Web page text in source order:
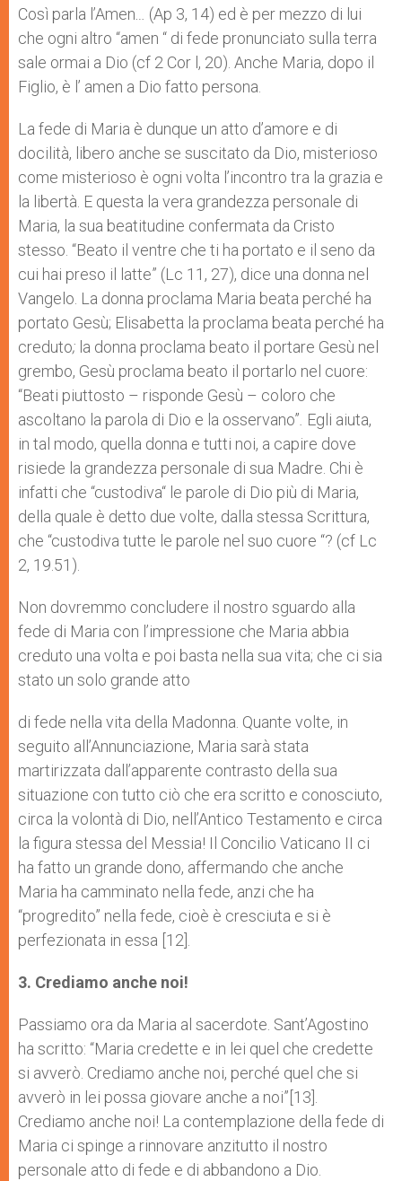
Così parla l’Amen
(Ap 3, 14) ed è per mezzo di lui
che ogni altro “amen “ di fede pronunciato sulla terra
sale ormai a Dio (cf 2 Cor l, 20). Anche Maria, dopo il
Figlio, è l’ amen a Dio fatto persona.
La fede di Maria è dunque un atto d’amore e di
docilità, libe­ro anche se suscitato da Dio, misterioso
come misterioso è ogni volta l’incontro tra la grazia e
la libertà. E questa la vera gran­dezza personale di
Maria, la sua beatitudine confermata da Cri­sto
stesso. “Beato il ventre che ti ha portato e il seno da
cui hai preso il latte” (Lc 11, 27), dice una donna nel
Vangelo. La donna proclama Maria beata perché ha
portato Gesù; Eli­sabetta la proclama beata perché ha
creduto; la donna proclama beato il portare Gesù nel
grembo, Gesù proclama beato il portarlo nel cuore:
“Beati piuttosto – risponde Gesù – coloro che
ascoltano la parola di Dio e la osservano” Egli aiuta,
in tal modo, quella donna e tutti noi, a capire dove
risiede la grandezza personale di sua Madre. Chi è
infatti che “custodiva“ le parole di Dio più di Maria,
della quale è detto due volte, dalla stessa Scrittura,
che “custodiva tutte le parole nel suo cuore “? (cf Lc
2, 19.51).
Non dovremmo concludere il nostro sguardo alla
fede di Maria con l’impressione che Maria abbia
creduto una volta e poi basta nella sua vita; che ci sia
stato un solo grande atto
di fede nella vita della Madonna. Quante volte, in
seguito all’Annunciazione, Maria sarà stata
martirizzata dall’apparente contrasto della sua
situazione con tutto ciò che era scritto e conosciuto,
circa la volontà di Dio, nell’Antico Testamento e circa
la figura stessa del Messia! Il Concilio Vaticano II ci
ha fatto un grande dono, afferman­do che anche
Maria ha camminato nella fede, anzi che ha
“progredito” nella fede, cioè è cresciuta e si è
perfezionata in essa [12].
3. Crediamo anche noi!
Passiamo ora da Maria al sacerdote. Sant’Agostino
ha scritto: “Maria credette e in lei quel che credette
si avverò. Crediamo anche noi, perché quel che si
avverò in lei possa giovare anche a noi”[13].
Crediamo anche noi! La contemplazione della fede di
Maria ci spinge a rinnovare anzitutto il nostro
personale atto di fede e di abbandono a Dio.